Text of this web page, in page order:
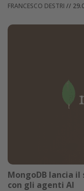
FRANCESCO DESTRI //
MongoDB lancia
con gli agenti AI